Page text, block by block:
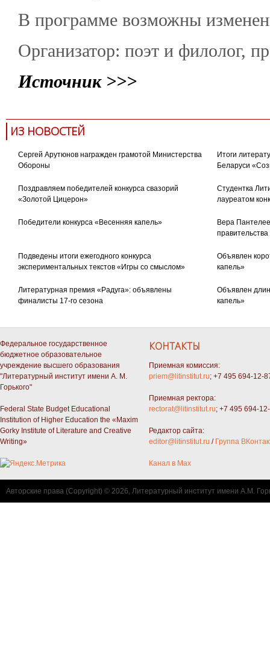
В программе возможны
Организатор: поэт и филолог,
Источник >>>
ИЗ НОВОСТЕЙ
Сергей Арутюнов награжден грамотой Министерства
Обороны
Итоги
Беларуси
Поздравляем победителей конкурса свазорий
«Золотой Цицерон»
Студентка
лауреатом
Победители конкурса «Весенняя капель»
Вера
Подведены итоги ежегодного конкурса
экспериментальных текстов «Игры со смыслом»
Объявлен
капель»
Литературная премия «Радуга»: объявлены
финалисты 17-го сезона
Объявлен
капель»
Федеральное государственное
бюджетное образовательное
учреждение высшего образования
"Литературный институт имени А. М.
Горького"
Federal State Budget Educational
Institution of Higher Education the «Maxim
Gorky Institute of Literature and Creative
Writing»
КОНТАКТЫ
Приемная комиссия:
priem@litinstitut.ru; +7 495 694-12-
Приемная ректора:
rectorat@litinstitut.ru; +7 495 694-
Редактор сайта:
editor@litinstitut.ru / Группа
Канал в Max
Авторские права (Copyright) © 2026, Литературный институт имени А.М.